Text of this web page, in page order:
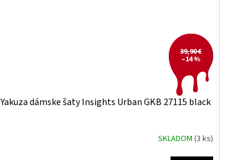
39,90 €
–14 %
Yakuza dámske šaty Insights Urban GKB 27115 black
SKLADOM (3 ks)